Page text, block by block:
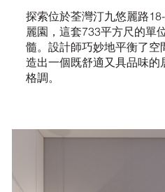
探索位於荃灣汀九悠麗路
麗園，這套733平方尺的單
髓。設計師巧妙地平衡了
造出一個既舒適又具品味
格調。